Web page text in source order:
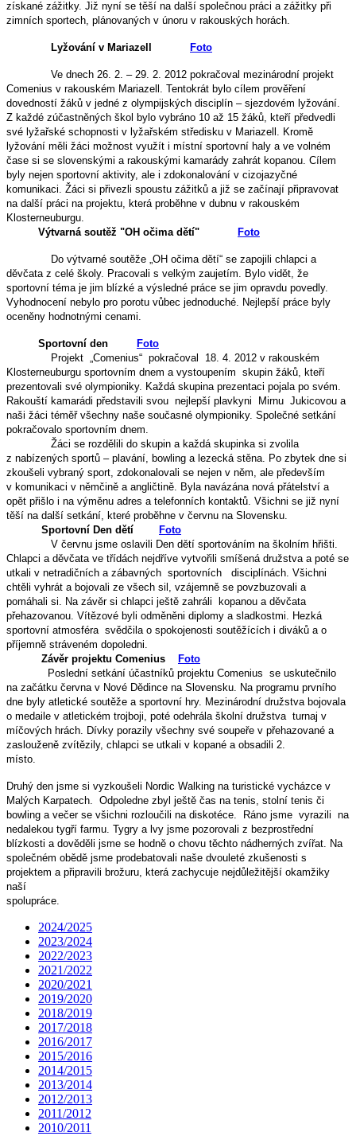
získané zážitky. Již nyní se těší na další společnou práci a zážitky při
zimních sportech, plánovaných v únoru v rakouských horách.
Lyžování v Mariazell Foto
Ve dnech 26. 2. – 29. 2. 2012 pokračoval mezinárodní projekt
Comenius v rakouském Mariazell. Tentokrát bylo cílem prověření
dovedností žáků v jedné z olympijských disciplín – sjezdovém lyžování.
Z každé zúčastněných škol bylo vybráno 10 až 15 žáků, kteří předvedli
své lyžařské schopnosti v lyžařském středisku v Mariazell. Kromě
lyžování měli žáci možnost využít i místní sportovní haly a ve volném
čase si se slovenskými a rakouskými kamarády zahrát kopanou. Cílem
byly nejen sportovní aktivity, ale i zdokonalování v cizojazyčné
komunikaci. Žáci si přivezli spoustu zážitků a již se začínají připravovat
na další práci na projektu, která proběhne v dubnu v rakouském
Klosterneuburgu.
Výtvarná soutěž "OH očima dětí"
Foto
Do výtvarné soutěže „OH očima dětí“ se zapojili chlapci a
děvčata z celé školy. Pracovali s velkým zaujetím. Bylo vidět, že
sportovní téma je jim blízké a výsledné práce se jim opravdu povedly.
Vyhodnocení nebylo pro porotu vůbec jednoduché. Nejlepší práce byly
oceněny hodnotnými cenami.
Sportovní den
Foto
Projekt „Comenius“ pokračoval 18. 4. 2012 v rakouském
Klosterneuburgu sportovním dnem a vystoupením skupin žáků, kteří
prezentovali své olympioniky. Každá skupina prezentaci pojala po svém.
Rakouští kamarádi představili svou nejlepší plavkyni Mirnu Jukicovou a
naši žáci téměř všechny naše současné olympioniky. Společné setkání
pokračovalo sportovním dnem.
Žáci se rozdělili do skupin a každá skupinka si zvolila
z nabízených sportů – plavání, bowling a lezecká stěna. Po zbytek dne si
zkoušeli vybraný sport, zdokonalovali se nejen v něm, ale především
v komunikaci v němčině a angličtině. Byla navázána nová přátelství a
opět přišlo i na výměnu adres a telefonních kontaktů. Všichni se již nyní
těší na další setkání, které proběhne v červnu na Slovensku.
Sportovní Den dětí
Foto
V červnu jsme oslavili Den dětí sportováním na školním hřišti.
Chlapci a děvčata ve třídách nejdříve vytvořili smíšená družstva a poté se
utkali v netradičních a zábavných sportovních disciplínách. Všichni
chtěli vyhrát a bojovali ze všech sil, vzájemně se povzbuzovali a
pomáhali si. Na závěr si chlapci ještě zahráli kopanou a děvčata
přehazovanou. Vítězové byli odměněni diplomy a sladkostmi. Hezká
sportovní atmosféra svědčila o spokojenosti soutěžících i diváků a o
příjemně stráveném dopoledni.
Závěr projektu Comenius
Foto
Poslední setkání účastníků projektu Comenius se uskutečnilo
na začátku června v Nové Dědince na Slovensku. Na programu prvního
dne byly atletické soutěže a sportovní hry. Mezinárodní družstva bojovala
o medaile v atletickém trojboji, poté odehrála školní družstva turnaj v
míčových hrách. Dívky porazily všechny své soupeře v přehazované a
zaslouženě zvítězily, chlapci se utkali v kopané a obsadili 2.
místo.
Druhý den jsme si vyzkoušeli Nordic Walking na turistické vycházce v
Malých Karpatech. Odpoledne zbyl ještě čas na tenis, stolní tenis či
bowling a večer se všichni rozloučili na diskotéce. Ráno jsme vyrazili na
nedalekou tygří farmu. Tygry a lvy jsme pozorovali z bezprostřední
blízkosti a dověděli jsme se hodně o chovu těchto nádherných zvířat. Na
společném obědě jsme prodebatovali naše dvouleté zkušenosti s
projektem a připravili brožuru, která zachycuje nejdůležitější okamžiky
naší
spolupráce.
2024/2025
2023/2024
2022/2023
2021/2022
2020/2021
2019/2020
2018/2019
2017/2018
2016/2017
2015/2016
2014/2015
2013/2014
2012/2013
2011/2012
2010/2011